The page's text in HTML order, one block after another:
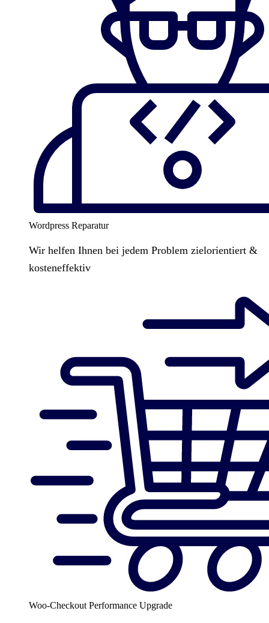
Wordpress Reparatur
Wir helfen Ihnen bei jedem Problem zielorientiert &
kosteneffektiv
Woo-Checkout Performance Upgrade